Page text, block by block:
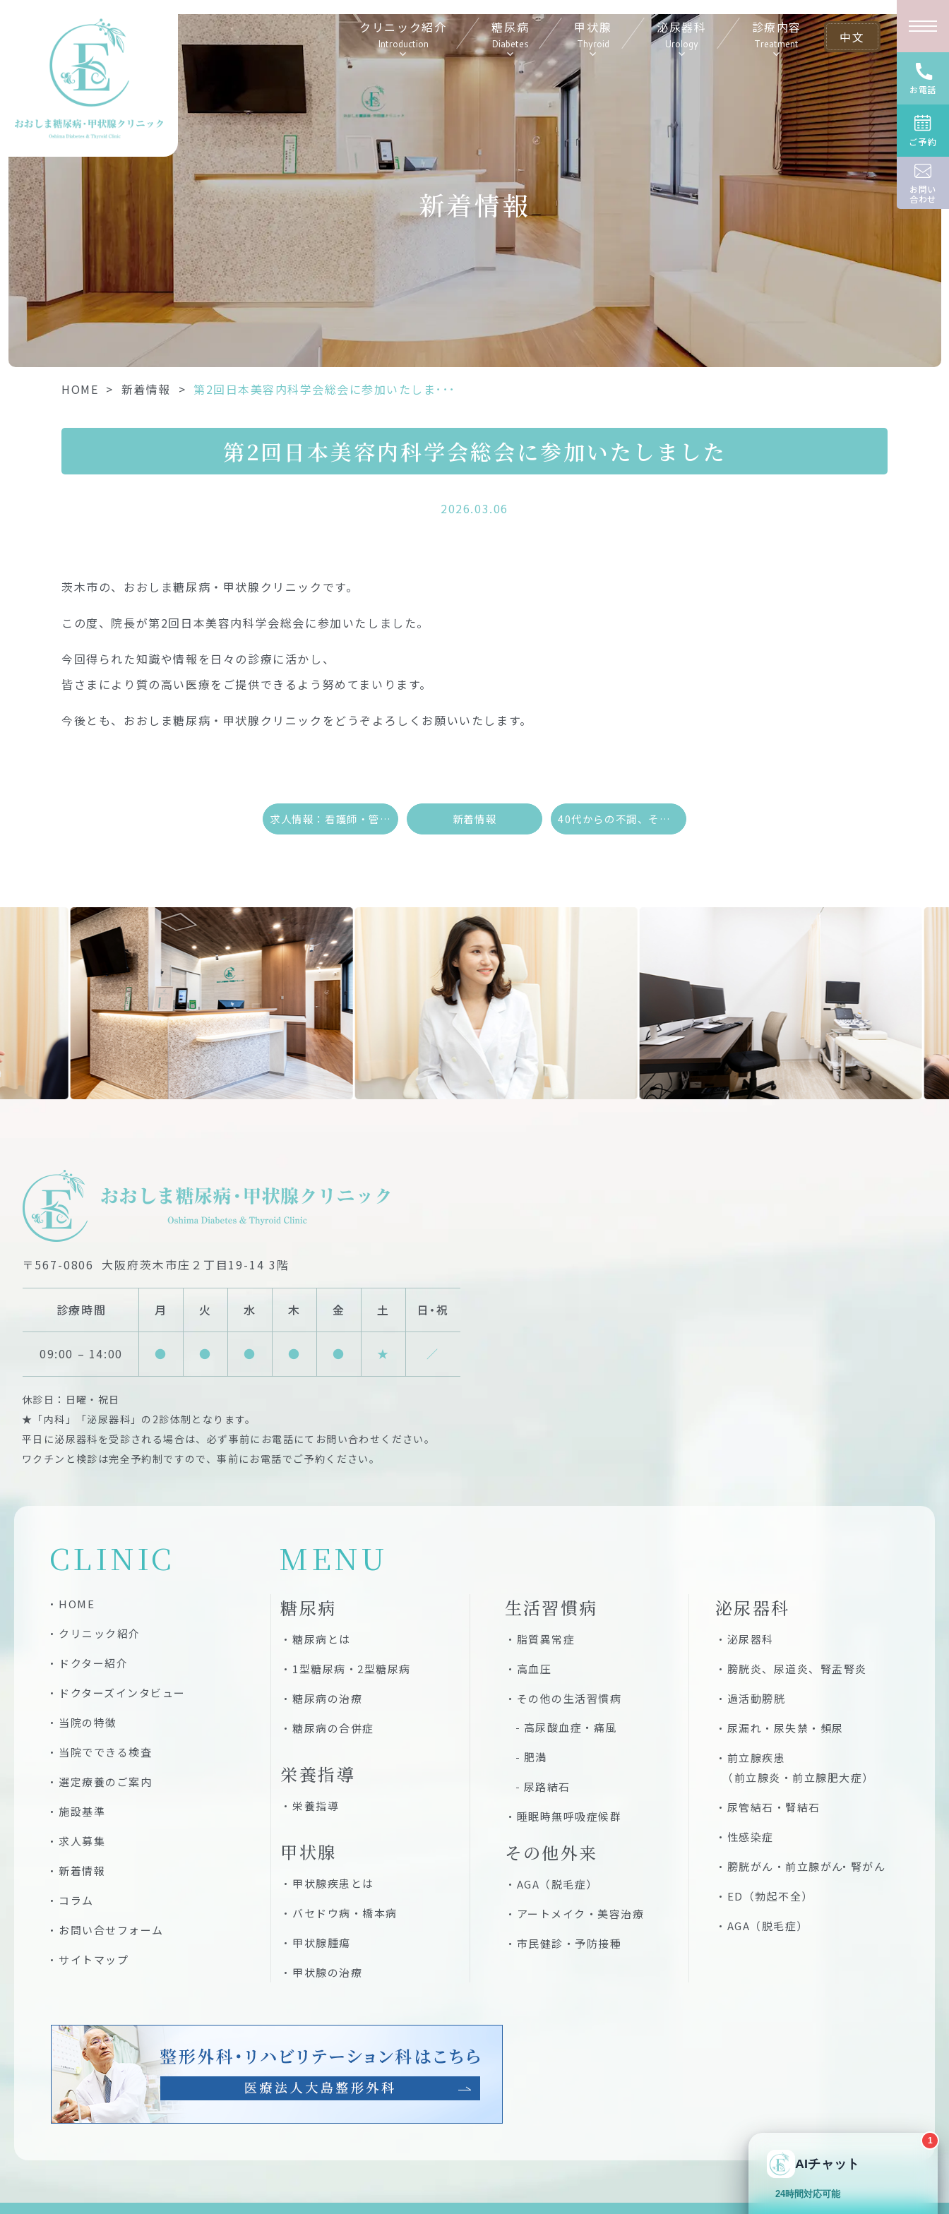
AIチャット
24時間対応可能
1
回
美
学
会
総
会
に
参
加
い
し
た
クリニック紹介
Introduction
糖尿病
Diabetes
甲状腺
Thyroid
泌尿器科
Urology
診療内容
Treatment 中文
新着情報
HOME > 新着情報 > 第2回日本美容内科学会総会に参加いたしま･･･
第2回日本美容内科学会総会に参加いたしました
2026.03.06
茨木市の、おおしま糖尿病・甲状腺クリニックです。
この度、院長が第2回日本美容内科学会総会に参加いたしました。
今回得られた知識や情報を日々の診療に活かし、
皆さまにより質の高い医療をご提供できるよう努めてまいります。
今後とも、おおしま糖尿病・甲状腺クリニックをどうぞよろしくお願いいたします。
求人情報：看護師・管理栄養士を募集しています 新着情報 40代からの不調、その原因は男性ホルモンかもしれません
〒567-0806 大阪府茨木市庄２丁目19-14 3階
診療時間 月 火 水 木 金 土 日・祝
09:00 – 14:00 ● ● ● ● ● ★ ／
休診日：日曜・祝日
★「内科」「泌尿器科」の2診体制となります。
平日に泌尿器科を受診される場合は、必ず事前にお電話にてお問い合わせください。
ワクチンと検診は完全予約制ですので、事前にお電話でご予約ください。
CLINIC
HOME
クリニック紹介
ドクター紹介
ドクターズインタビュー
当院の特徴
当院でできる検査
選定療養のご案内
施設基準
求人募集
新着情報
コラム
お問い合せフォーム
サイトマップ
MENU
糖尿病
糖尿病とは
1型糖尿病・2型糖尿病
糖尿病の治療
糖尿病の合併症
栄養指導
栄養指導
甲状腺
甲状腺疾患とは
バセドウ病・橋本病
甲状腺腫瘍
甲状腺の治療
生活習慣病
脂質異常症
高血圧
その他の生活習慣病
高尿酸血症・痛風
肥満
尿路結石
睡眠時無呼吸症候群
その他外来
AGA（脱毛症）
アートメイク・美容治療
市民健診・予防接種
泌尿器科
泌尿器科
膀胱炎、尿道炎、腎盂腎炎
過活動膀胱
尿漏れ・尿失禁・頻尿
前立腺疾患
（前立腺炎・前立腺肥大症）
尿管結石・腎結石
性感染症
膀胱がん・前立腺がん・腎がん
ED（勃起不全）
AGA（脱毛症）
お電話
ご予約
お問い
合わせ